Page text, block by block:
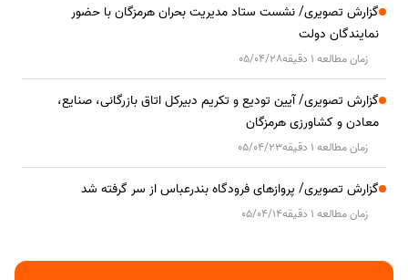
گزارش تصویری/ نشست ستاد مدیریت بحران هرمزگان با حضور
نمایندگان دولت
زمان مطالعه 1 دقیقه 05/04/28
گزارش تصویری/ آیین تودیع و تکریم دبیرکل اتاق بازرگانی، صنایع،
معادن و کشاورزی هرمزگان
زمان مطالعه 1 دقیقه 05/04/23
گزارش تصویری/ پروازهای فرودگاه بندرعباس از سر گرفته شد
زمان مطالعه 1 دقیقه 05/04/14